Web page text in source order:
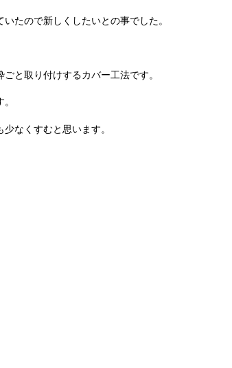
たので新しくしたいとの事でした。
と取り付けするカバー工法です。
なくすむと思います。